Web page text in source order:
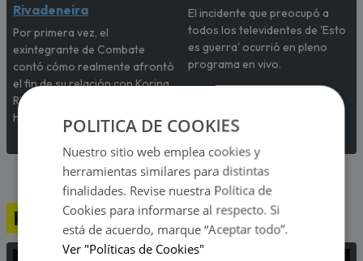
Rivadeneira
Por primera vez, el
exintegrante de Combate
contó cómo realmente afrontó
el fin de su relación con Korina
Rivadeneira, madre de sus dos
hijos.
El incidente que preocupó a
todos los televidentes de 'Esto
es guerra' ocurrió en pleno
programa en vivo.
Programación
POLITICA DE COOKIES
Nuestro sitio web emplea cookies y
herramientas similares para distintas
finalidades. Revise nuestra Política de
Cookies para informarse al respecto. Si
está de acuerdo, marque “Aceptar todo”.
Ver "Políticas de Cookies"